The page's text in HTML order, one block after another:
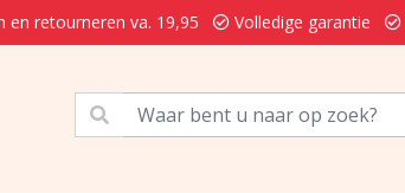
en retourneren va. 19,95 Volledige garantie